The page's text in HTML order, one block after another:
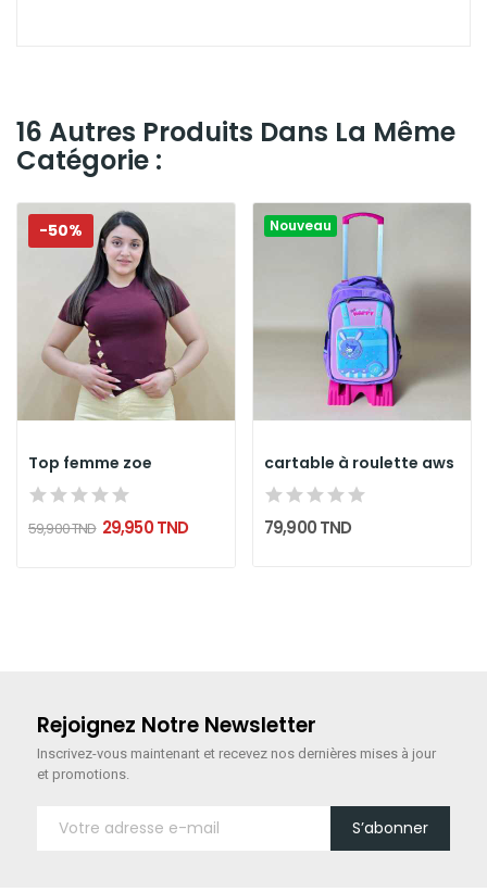
16 Autres Produits Dans La Même
Catégorie :
-50%
Top femme zoe
59,900 TND 29,950 TND
Nouveau
cartable à roulette aws
79,900 TND
Rejoignez Notre Newsletter
Inscrivez-vous maintenant et recevez nos dernières mises à jour
et promotions.
S’abonner